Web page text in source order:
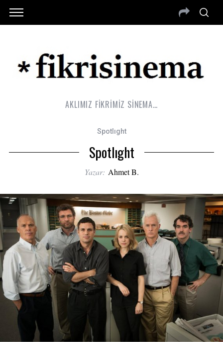
AKLIMIZ FİKRİMİZ SİNEMA…
Spotlıght
Spotlıght
Yazar: Ahmet B.